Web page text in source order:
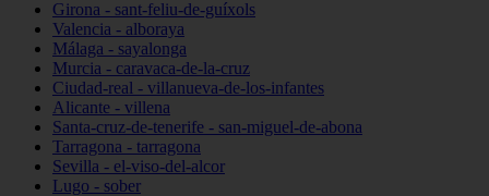
Girona - sant-feliu-de-guíxols
Valencia - alboraya
Málaga - sayalonga
Murcia - caravaca-de-la-cruz
Ciudad-real - villanueva-de-los-infantes
Alicante - villena
Santa-cruz-de-tenerife - san-miguel-de-abona
Tarragona - tarragona
Sevilla - el-viso-del-alcor
Lugo - sober